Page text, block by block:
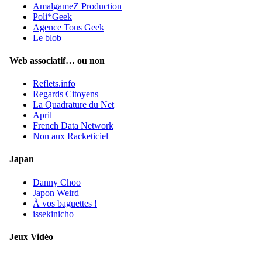
AmalgameZ Production
Poli*Geek
Agence Tous Geek
Le blob
Web associatif… ou non
Reflets.info
Regards Citoyens
La Quadrature du Net
April
French Data Network
Non aux Racketiciel
Japan
Danny Choo
Japon Weird
À vos baguettes !
issekinicho
Jeux Vidéo